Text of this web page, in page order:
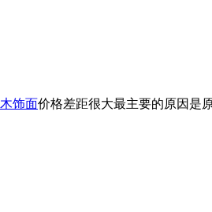
木饰面价格差距很大最主要的原因是